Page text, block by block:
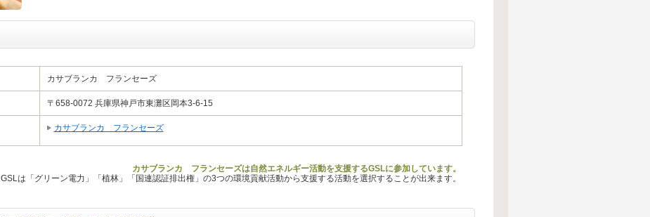
カサブランカ フランセーズ
〒658-0072 兵庫県神戸市東灘区岡本3-6-15
カサブランカ フランセーズ
カサブランカ フランセーズは自然エネルギー活動を支援するGSLに参加しています。
GSLは「グリーン電力」「植林」「国連認証排出権」の3つの環境貢献活動から支援する活動を選択することが出来ます。